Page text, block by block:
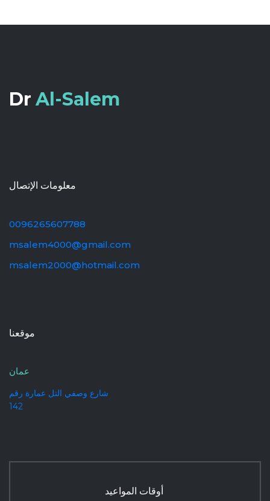
Dr Al-Salem
معلومات الإتصال
0096265607788
msalem4000@gmail.com
msalem2000@hotmail.com
موقعنا
عمان
شارع وصفي التل عمارة رقم
142
أوقات المواعيد